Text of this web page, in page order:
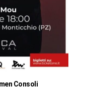
Consoli